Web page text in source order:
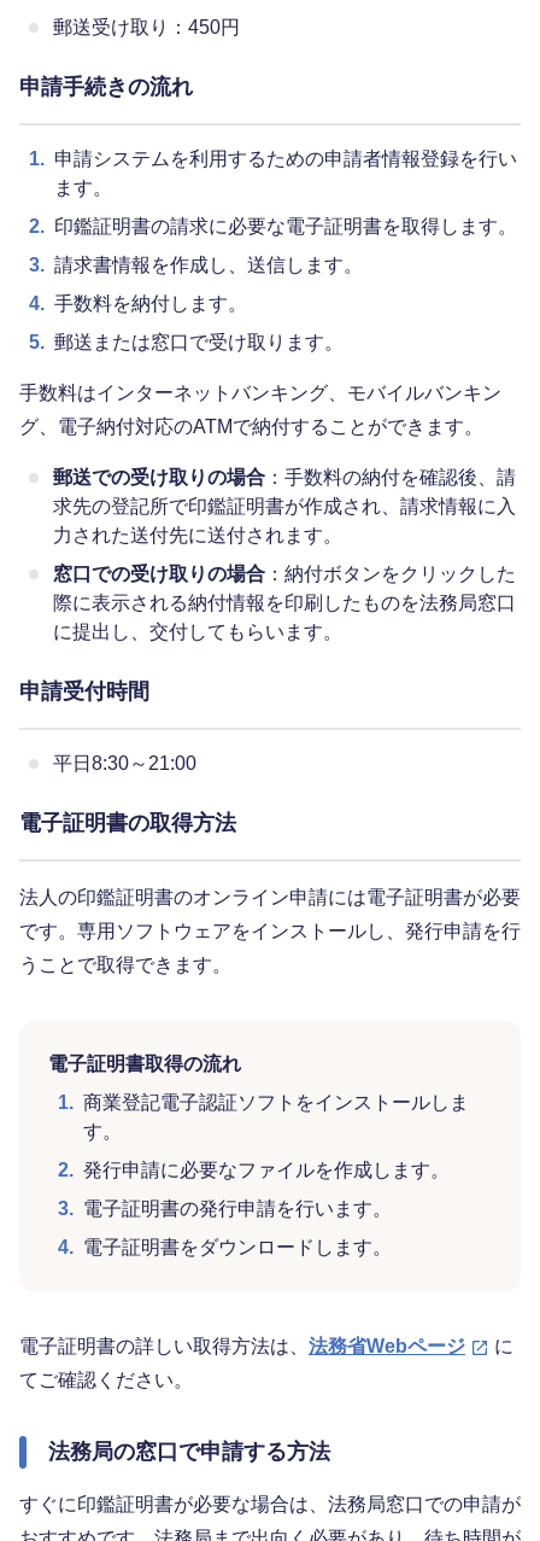
郵送受け取り：450円
申請手続きの流れ
1. 申請システムを利用するための申請者情報登録を行い
ます。
2. 印鑑証明書の請求に必要な電子証明書を取得します。
3. 請求書情報を作成し、送信します。
4. 手数料を納付します。
5. 郵送または窓口で受け取ります。
手数料はインターネットバンキング、モバイルバンキン
グ、電子納付対応のATMで納付することができます。
郵送での受け取りの場合 ：手数料の納付を確認後、請
求先の登記所で印鑑証明書が作成され、請求情報に入
力された送付先に送付されます。
窓口での受け取りの場合 ：納付ボタンをクリックした
際に表示される納付情報を印刷したものを法務局窓口
に提出し、交付してもらいます。
申請受付時間
平日8:30～21:00
電子証明書の取得方法
法人の印鑑証明書のオンライン申請には電子証明書が必要
です。専用ソフトウェアをインストールし、発行申請を行
うことで取得できます。
電子証明書取得の流れ
1. 商業登記電子認証ソフトをインストールしま
す。
2. 発行申請に必要なファイルを作成します。
3. 電子証明書の発行申請を行います。
4. 電子証明書をダウンロードします。
電子証明書の詳しい取得方法は、 法務省Webページ
に
てご確認ください。
法務局の窓口で申請する方法
すぐに印鑑証明書が必要な場合は、法務局窓口での申請が